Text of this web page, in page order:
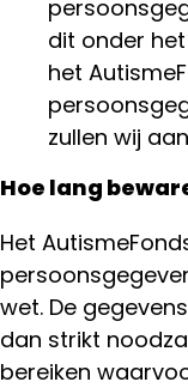
dit onder
het
zullen wij
Hoe lang
Het
wet. De
dan strikt
bereiken